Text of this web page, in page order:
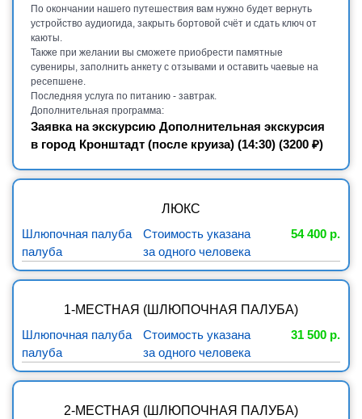
По окончании нашего путешествия вам нужно будет вернуть
устройство аудиогида, закрыть бортовой счёт и сдать ключ от
каюты.
Также при желании вы сможете приобрести памятные
сувениры, заполнить анкету с отзывами и оставить чаевые на
ресепшене.
Последняя услуга по питанию - завтрак.
Дополнительная программа:
Заявка на экскурсию Дополнительная экскурсия
в город Кронштадт (после круиза) (14:30) (3200 ₽)
ЛЮКС
Шлюпочная палуба
палуба
Стоимость указана
за одного человека
54 400 р.
1-МЕСТНАЯ (ШЛЮПОЧНАЯ ПАЛУБА)
Шлюпочная палуба
палуба
Стоимость указана
за одного человека
31 500 р.
2-МЕСТНАЯ (ШЛЮПОЧНАЯ ПАЛУБА)